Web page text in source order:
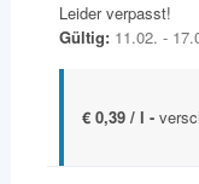
Leider verpasst!
Gültig: 11.02. -
€ 0,39 / l -